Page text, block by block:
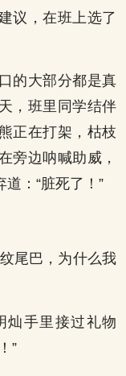
议，在班上选了
的大部分都是真
，班里同学结伴
正在打架，枯枝
旁边呐喊助威，
：“脏死了！”
尾巴，为什么我
灿手里接过礼物
”